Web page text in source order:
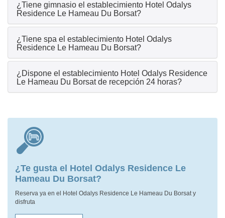
¿Tiene gimnasio el establecimiento Hotel Odalys
Residence Le Hameau Du Borsat?
¿Tiene spa el establecimiento Hotel Odalys
Residence Le Hameau Du Borsat?
¿Dispone el establecimiento Hotel Odalys Residence
Le Hameau Du Borsat de recepción 24 horas?
¿Te gusta el Hotel Odalys Residence Le
Hameau Du Borsat?
Reserva ya en el Hotel Odalys Residence Le Hameau Du Borsat y
disfruta